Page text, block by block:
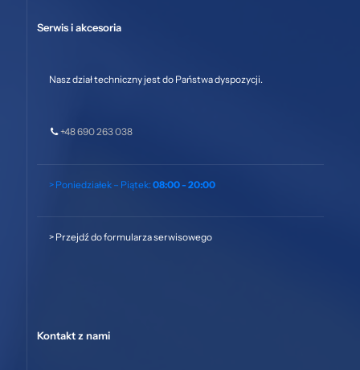
Serwis i akcesoria
Nasz dział techniczny jest do Państwa dyspozycji.
+48 690 263 038
> Poniedziałek – Piątek: 08:00 - 20:00
> Przejdź do formularza serwisowego
Kontakt z nami